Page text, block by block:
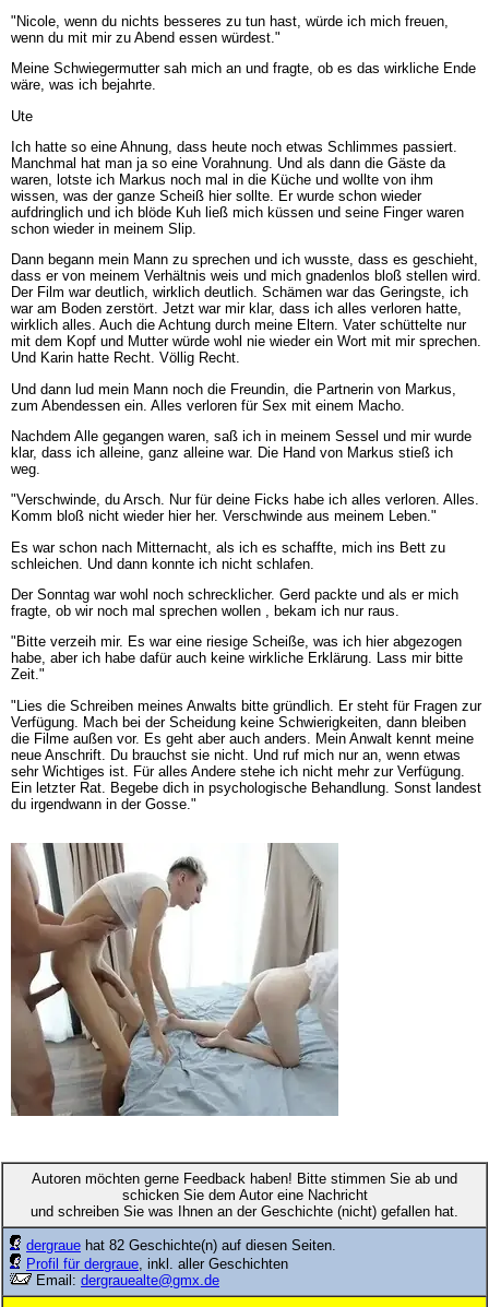
"Nicole, wenn du nichts besseres zu tun hast, würde ich mich freuen,
wenn du mit mir zu Abend essen würdest."
Meine Schwiegermutter sah mich an und fragte, ob es das wirkliche Ende
wäre, was ich bejahrte.
Ute
Ich hatte so eine Ahnung, dass heute noch etwas Schlimmes passiert.
Manchmal hat man ja so eine Vorahnung. Und als dann die Gäste da
waren, lotste ich Markus noch mal in die Küche und wollte von ihm
wissen, was der ganze Scheiß hier sollte. Er wurde schon wieder
aufdringlich und ich blöde Kuh ließ mich küssen und seine Finger waren
schon wieder in meinem Slip.
Dann begann mein Mann zu sprechen und ich wusste, dass es geschieht,
dass er von meinem Verhältnis weis und mich gnadenlos bloß stellen wird.
Der Film war deutlich, wirklich deutlich. Schämen war das Geringste, ich
war am Boden zerstört. Jetzt war mir klar, dass ich alles verloren hatte,
wirklich alles. Auch die Achtung durch meine Eltern. Vater schüttelte nur
mit dem Kopf und Mutter würde wohl nie wieder ein Wort mit mir sprechen.
Und Karin hatte Recht. Völlig Recht.
Und dann lud mein Mann noch die Freundin, die Partnerin von Markus,
zum Abendessen ein. Alles verloren für Sex mit einem Macho.
Nachdem Alle gegangen waren, saß ich in meinem Sessel und mir wurde
klar, dass ich alleine, ganz alleine war. Die Hand von Markus stieß ich
weg.
"Verschwinde, du Arsch. Nur für deine Ficks habe ich alles verloren. Alles.
Komm bloß nicht wieder hier her. Verschwinde aus meinem Leben."
Es war schon nach Mitternacht, als ich es schaffte, mich ins Bett zu
schleichen. Und dann konnte ich nicht schlafen.
Der Sonntag war wohl noch schrecklicher. Gerd packte und als er mich
fragte, ob wir noch mal sprechen wollen , bekam ich nur raus.
"Bitte verzeih mir. Es war eine riesige Scheiße, was ich hier abgezogen
habe, aber ich habe dafür auch keine wirkliche Erklärung. Lass mir bitte
Zeit."
"Lies die Schreiben meines Anwalts bitte gründlich. Er steht für Fragen zur
Verfügung. Mach bei der Scheidung keine Schwierigkeiten, dann bleiben
die Filme außen vor. Es geht aber auch anders. Mein Anwalt kennt meine
neue Anschrift. Du brauchst sie nicht. Und ruf mich nur an, wenn etwas
sehr Wichtiges ist. Für alles Andere stehe ich nicht mehr zur Verfügung.
Ein letzter Rat. Begebe dich in psychologische Behandlung. Sonst landest
du irgendwann in der Gosse."
Autoren möchten gerne Feedback haben! Bitte stimmen Sie ab und
schicken Sie dem Autor eine Nachricht
und schreiben Sie was Ihnen an der Geschichte (nicht) gefallen hat.
dergraue hat 82 Geschichte(n) auf diesen Seiten.
Profil für dergraue , inkl. aller Geschichten
Email: dergrauealte@gmx.de